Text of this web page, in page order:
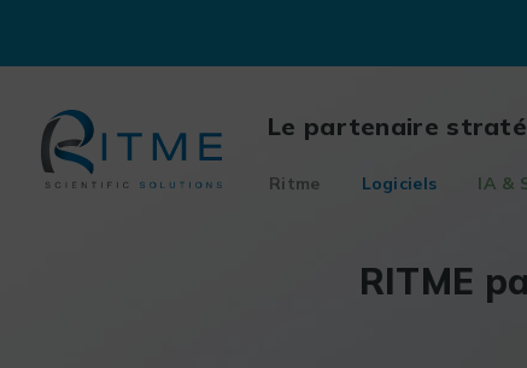
content
Le partenaire
Ritme Logiciels IA &
RITME